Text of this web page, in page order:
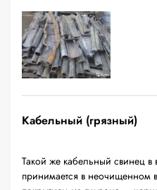
Кабельный (грязный)
Такой же кабельный свинец
принимается в неочищенном